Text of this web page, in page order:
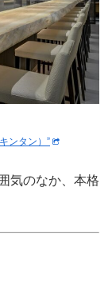
ンタン）”
気のなか、本格